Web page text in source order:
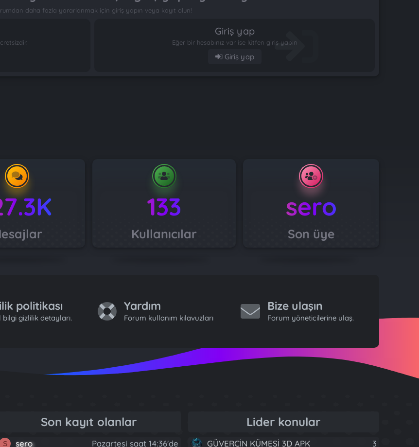
daha fazla yararlanmak için giriş yapın veya kayıt olun!
Giriş yap
Eğer bir hesabınız var ise lütfen giriş yapın
Giriş yap
133
Kullanıcılar
sero
Son üye
politikası
bilgi gizlilik detayları.
Yardım
Forum kullanım kılavuzları
Bize ulaşın
Forum yöneticilerine ulaş.
Son kayıt olanlar
S sero Pazartesi saat 14:36'de
Lider konular
GÜVERCİN KÜMESİ 3D APK 3